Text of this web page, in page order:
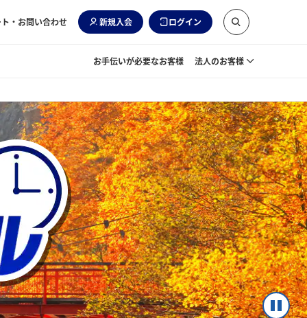
・お問い合わせ 新規入会 ログイン
お手伝いが必要なお客様 法人のお客様